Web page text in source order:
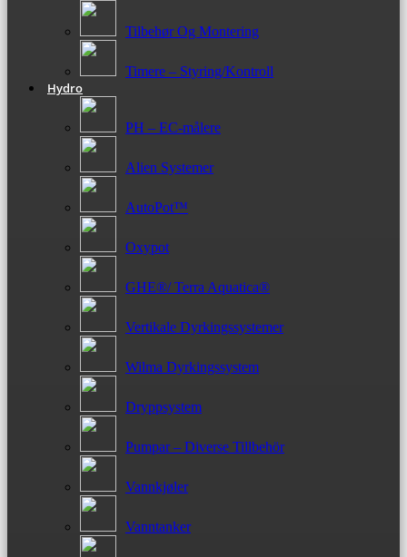
Tilbehør Og Montering
Timere – Styring/Kontroll
Hydro
PH – EC-målere
Alien Systemer
AutoPot™
Oxypot
GHE®/ Terra Aquatica®
Vertikale Dyrkingssystemer
Wilma Dyrkingssystem
Dryppsystem
Pumpar – Diverse Tillbehör
Vannkjøler
Vanntanker